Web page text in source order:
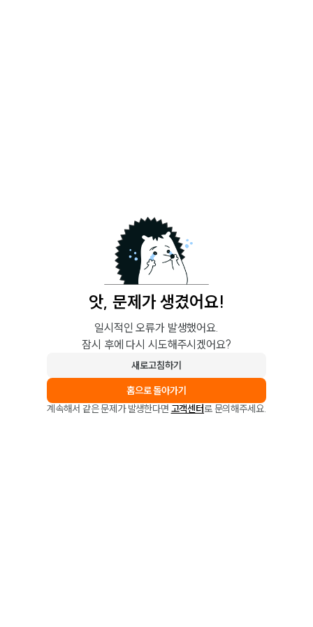
앗, 문제가 생겼어요!
일시적인 오류가 발생했어요.
잠시 후에 다시 시도해주시겠어요?
새로고침하기
홈으로 돌아가기
계속해서 같은 문제가 발생한다면 고객센터로 문의해주세요.